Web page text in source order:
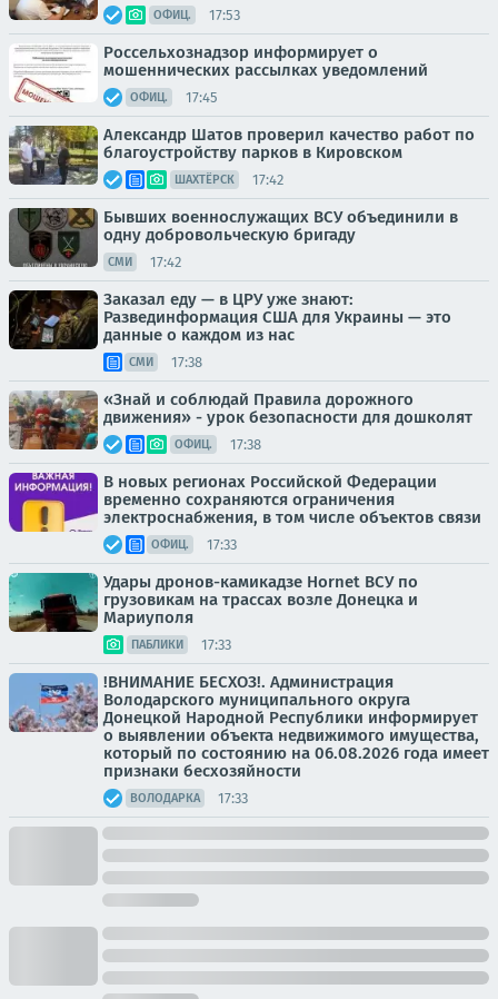
ОФИЦ. 17:53
Россельхознадзор информирует о
мошеннических рассылках уведомлений
ОФИЦ. 17:45
Александр Шатов проверил качество работ по
благоустройству парков в Кировском
ШАХТЁРСК 17:42
Бывших военнослужащих ВСУ объединили в
одну добровольческую бригаду
СМИ 17:42
Заказал еду — в ЦРУ уже знают:
Развединформация США для Украины — это
данные о каждом из нас
СМИ 17:38
«Знай и соблюдай Правила дорожного
движения» - урок безопасности для дошколят
ОФИЦ. 17:38
В новых регионах Российской Федерации
временно сохраняются ограничения
электроснабжения, в том числе объектов связи
ОФИЦ. 17:33
Удары дронов-камикадзе Hornet ВСУ по
грузовикам на трассах возле Донецка и
Мариуполя
ПАБЛИКИ 17:33
!ВНИМАНИЕ БЕСХОЗ!. Администрация
Володарского муниципального округа
Донецкой Народной Республики информирует
о выявлении объекта недвижимого имущества,
который по состоянию на 06.08.2026 года имеет
признаки бесхозяйности
ВОЛОДАРКА 17:33